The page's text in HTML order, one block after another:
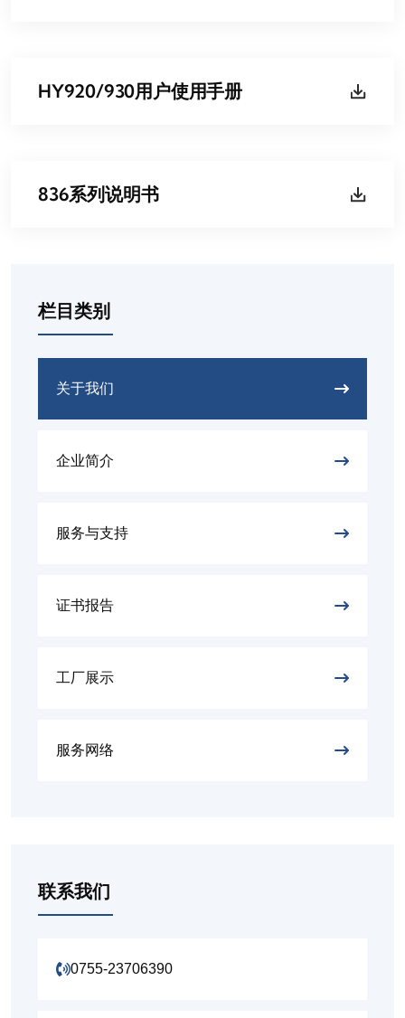
HY920/930用户使用手册
836系列说明书
栏目类别
关于我们
企业简介
服务与支持
证书报告
工厂展示
服务网络
联系我们
0755-23706390